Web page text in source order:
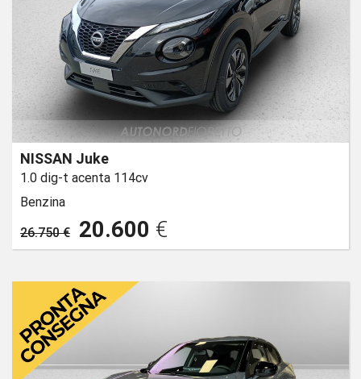
NISSAN Juke
1.0 dig-t acenta 114cv
Benzina
26.750 €
20.600 €